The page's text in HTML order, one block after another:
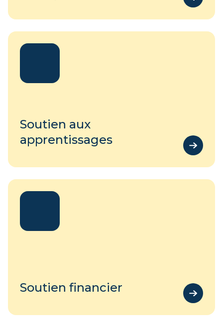
Soutien aux
apprentissages
Soutien financier